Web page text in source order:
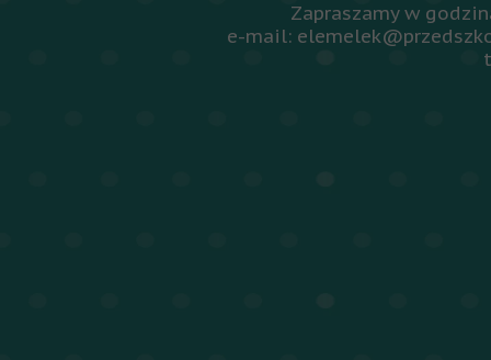
Zapraszamy w
e-mail: